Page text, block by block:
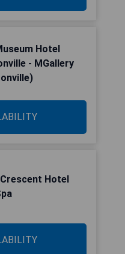
Hotel
- MGallery
Hotel